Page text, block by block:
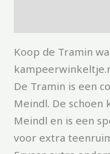
Koop de Tramin
De Tramin is een
Meindl. De
Meindl en is een
voor extra